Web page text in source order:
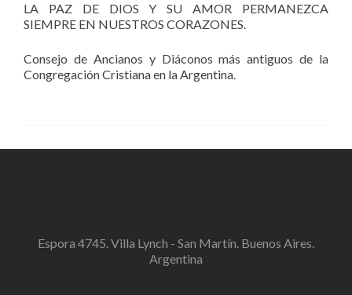
LA PAZ DE DIOS Y SU AMOR PERMANEZCA
SIEMPRE EN NUESTROS CORAZONES.
Consejo de Ancianos y Diáconos más antiguos de la
Congregación Cristiana en la Argentina.
Espora 4745. Villa Lynch - San Martín. Buenos Aires.
Argentina